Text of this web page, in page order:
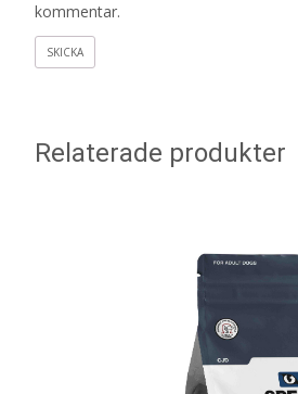
kommentar.
Relaterade produkter